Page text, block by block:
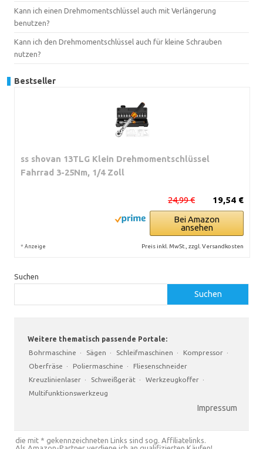
Kann ich einen Drehmomentschlüssel auch mit Verlängerung
benutzen?
Kann ich den Drehmomentschlüssel auch für kleine Schrauben
nutzen?
Bestseller
ss shovan 13TLG Klein Drehmomentschlüssel
Fahrrad 3-25Nm, 1/4 Zoll
19,54 €
24,99 €
Bei Amazon
ansehen
* Anzeige Preis inkl. MwSt., zzgl. Versandkosten
Suchen
Suchen
Weitere thematisch passende Portale:
Bohrmaschine · Sägen · Schleifmaschinen · Kompressor ·
Oberfräse · Poliermaschine ·
Fliesenschneider
Kreuzlinienlaser · Schweißgerät · Werkzeugkoffer ·
Multifunktionswerkzeug
Impressum
die mit * gekennzeichneten Links sind sog. Affiliatelinks.